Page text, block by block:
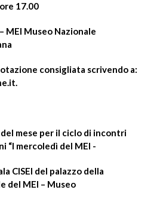
17.00
MEI Museo Nazionale
consigliata scrivendo a:
.
mese per il ciclo di incontri
“I mercoledì del MEI -
CISEI del palazzo della
del MEI – Museo